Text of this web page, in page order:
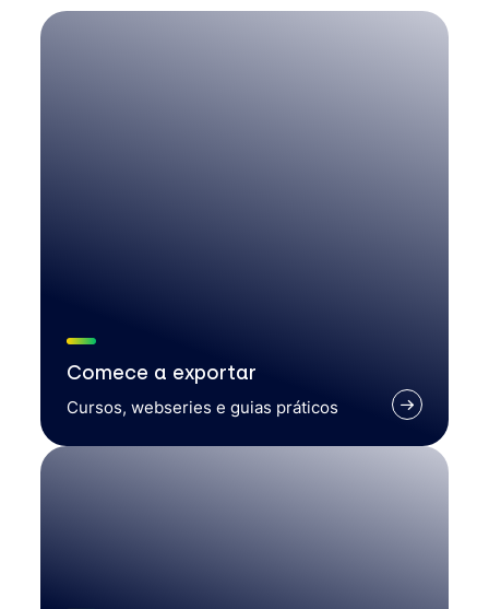
Comece a exportar
Cursos, webseries e guias práticos